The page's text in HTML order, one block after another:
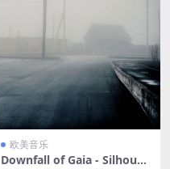
欧美音乐
Downfall of Gaia - Silhouet